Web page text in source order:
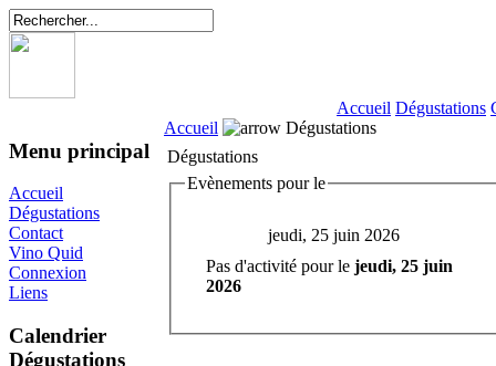
Accueil Dégustations
Menu principal
Accueil
Dégustations
Contact
Vino Quid
Connexion
Liens
Calendrier
Dégustations
Accueil
Dégustations
Dégustations
Evènements pour le
jeudi, 25 juin 2026
Pas d'activité pour le jeudi, 25 juin
2026